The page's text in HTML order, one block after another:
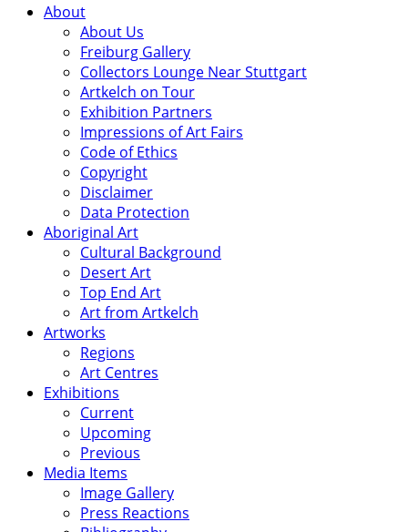
About
About Us
Freiburg Gallery
Collectors Lounge Near Stuttgart
Artkelch on Tour
Exhibition Partners
Impressions of Art Fairs
Code of Ethics
Copyright
Disclaimer
Data Protection
Aboriginal Art
Cultural Background
Desert Art
Top End Art
Art from Artkelch
Artworks
Regions
Art Centres
Exhibitions
Current
Upcoming
Previous
Media Items
Image Gallery
Press Reactions